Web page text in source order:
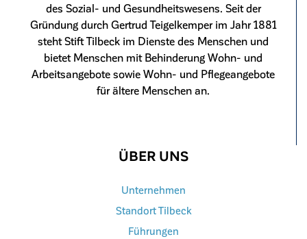
des Sozial- und Gesundheitswesens. Seit der
Gründung durch Gertrud Teigelkemper im Jahr 1881
steht Stift Tilbeck im Dienste des Menschen und
bietet Menschen mit Behinderung Wohn- und
Arbeitsangebote sowie Wohn- und Pflegeangebote
für ältere Menschen an.
ÜBER UNS
Unternehmen
Standort Tilbeck
Führungen